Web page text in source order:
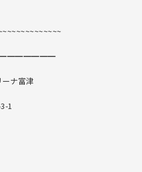
ーナ富津
1